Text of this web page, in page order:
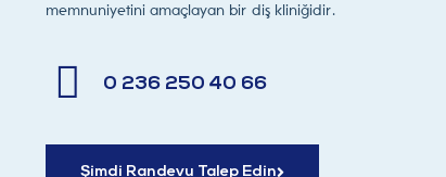
memnuniyetini amaçlayan bir diş kliniğidir.
0 236 250 40 66
Şimdi Randevu Talep Edin